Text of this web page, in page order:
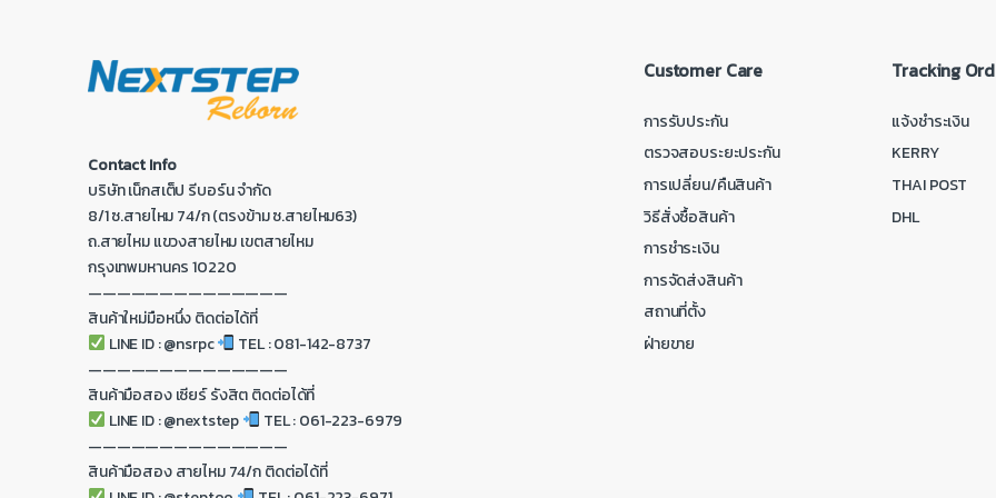
Contact Info
บริษัท เน็กสเต็ป รีบอร์น จำกัด
8/1 ซ.สายไหม 74/ก (ตรงข้าม ซ.สายไหม63)
ถ.สายไหม แขวงสายไหม เขตสายไหม
กรุงเทพมหานคร 10220
——————————————
สินค้าใหม่มือหนึ่ง ติดต่อได้ที่
LINE ID : @nsrpc
TEL : 081-142-8737
——————————————
สินค้ามือสอง เซียร์ รังสิต ติดต่อได้ที่
LINE ID : @nextstep
TEL : 061-223-6979
——————————————
สินค้ามือสอง สายไหม 74/ก ติดต่อได้ที่
Customer Care
การรับประกัน
ตรวจสอบระยะประกัน
การเปลี่ยน/คืนสินค้า
วิธีสั่งซื้อสินค้า
การชำระเงิน
การจัดส่งสินค้า
สถานที่ตั้ง
ฝ่ายขาย
Tracking
แจ้งชำระเงิน
KERRY
THAI POST
DHL